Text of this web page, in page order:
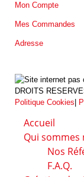
Mon Compte
Mes Commandes
Adresse
DROITS
Politique Cookies
Accueil
Qui sommes
Nos
F.A.Q.